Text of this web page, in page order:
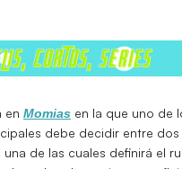
en Momias en la que uno de
debe decidir entre dos
de las cuales definirá el